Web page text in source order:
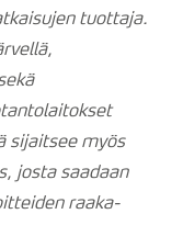
tuottaja.
sijaitsee myös
josta saadaan
raaka-